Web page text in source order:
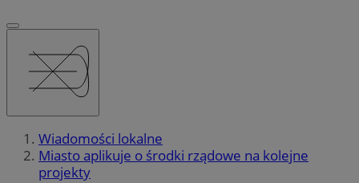
Wiadomości lokalne
Miasto aplikuje o środki rządowe na kolejne
projekty